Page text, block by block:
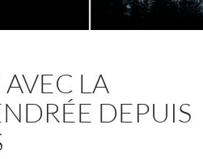
LA
DEPUIS